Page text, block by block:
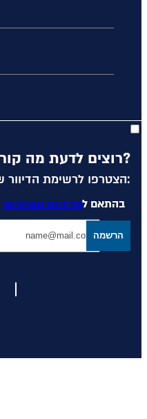
רוצים לדעת מה קורה לפני כולם?
הצטרפו לרשימת הדיוור שלנו:
בהתאם למדיניות הפרטיות
הרשמה